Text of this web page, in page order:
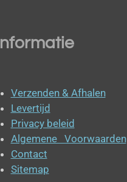
Informatie
Verzenden & Afhalen
Levertijd
Privacy beleid
Algemene Voorwaarden
Contact
Sitemap